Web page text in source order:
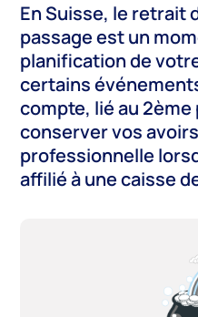
En Suisse, le retrait
passage est un
planification de
certains
compte, lié au
conserver vos
professionnelle
affilié à une caisse